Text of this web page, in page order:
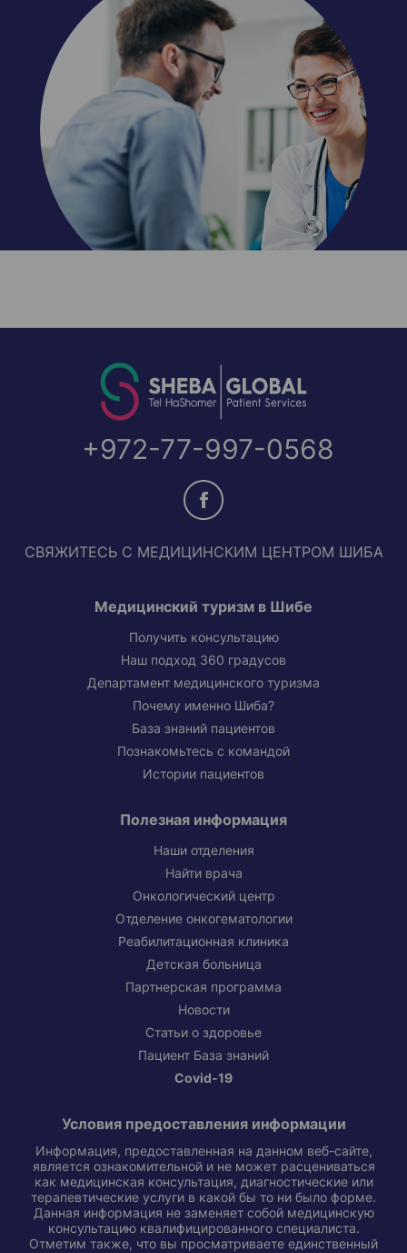
+972-77-997-0568
СВЯЖИТЕСЬ С МЕДИЦИНСКИМ ЦЕНТРОМ ШИБА
Медицинский туризм в Шибе
Получить консультацию
Наш подход 360 градусов
Департамент медицинского туризма
Почему именно Шиба?
База знаний пациентов
Познакомьтесь с командой
Истории пациентов
Полезная информация
Наши отделения
Найти врача
Онкологический центр
Отделение онкогематологии
Реабилитационная клиника
Детская больница
Партнерская программа
Новости
Статьи о здоровье
Пациент База знаний
Covid-19
Условия предоставления информации
Информация, предоставленная на данном веб-сайте,
является ознакомительной и не может расцениваться
как медицинская консультация, диагностические или
терапевтические услуги в какой бы то ни было форме.
Данная информация не заменяет собой медицинскую
консультацию квалифицированного специалиста.
Отметим также, что вы просматриваете единственный